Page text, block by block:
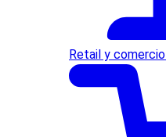
Retail y